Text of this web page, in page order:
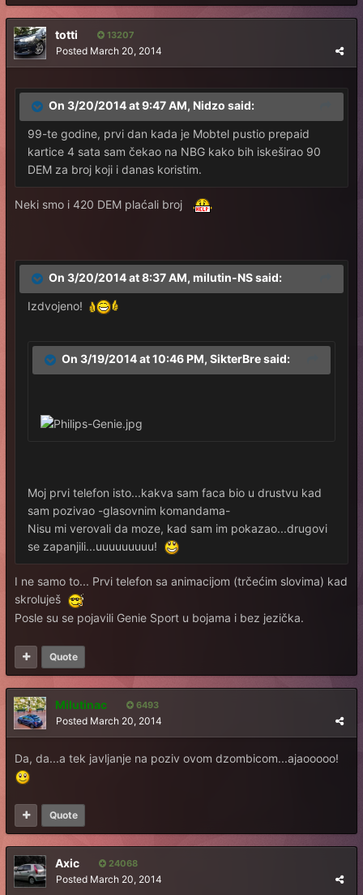
totti 13207
Posted March 20, 2014
On 3/20/2014 at 9:47 AM, Nidzo said:
99-te godine, prvi dan kada je Mobtel pustio prepaid
kartice 4 sata sam čekao na NBG kako bih iskeširao 90
DEM za broj koji i danas koristim.
Neki smo i 420 DEM plaćali broj
On 3/20/2014 at 8:37 AM, milutin-NS said:
Izdvojeno!
On 3/19/2014 at 10:46 PM, SikterBre said:
Moj prvi telefon isto...kakva sam faca bio u drustvu kad
sam pozivao -glasovnim komandama-
Nisu mi verovali da moze, kad sam im pokazao...drugovi
se zapanjili...uuuuuuuuu!
I ne samo to... Prvi telefon sa animacijom (trčećim slovima) kad
skroluješ
Posle su se pojavili Genie Sport u bojama i bez jezička.
Quote
Milutinac 6493
Posted March 20, 2014
Da, da...a tek javljanje na poziv ovom dzombicom...ajaooooo!
Quote
Axic 24068
Posted March 20, 2014